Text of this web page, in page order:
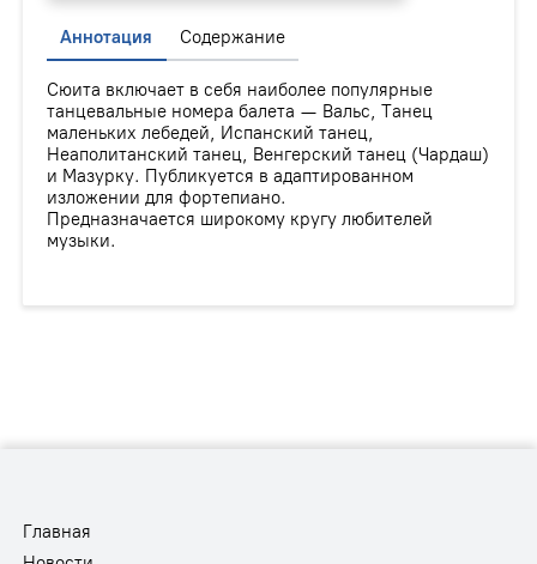
Аннотация Содержание
Сюита включает в себя наиболее популярные
танцевальные номера балета — Вальс, Танец
маленьких лебедей, Испанский танец,
Неаполитанский танец, Венгерский танец (Чардаш)
и Мазурку. Публикуется в адаптированном
изложении для фортепиано.
Предназначается широкому кругу любителей
музыки.
Главная